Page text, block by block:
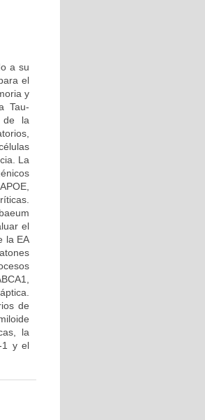
a su
el
y
Tau-
de la
La
el
la EA
de
la
1 y el